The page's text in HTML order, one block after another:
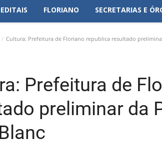
EDITAIS FLORIANO SECRETARIAS E
Cultura: Prefeitura de Floriano republica resultado
Prefeitura de
preliminar da